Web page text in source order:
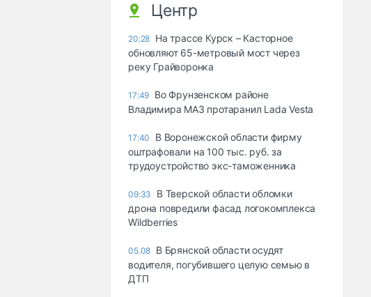
Центр
20:28 На трассе Курск – Касторное
обновляют 65-метровый мост через
реку Грайворонка
17:49 Во Фрунзенском районе
Владимира МАЗ протаранил Lada Vesta
17:40
В Воронежской области фирму
оштрафовали на 100 тыс. руб. за
трудоустройство экс-таможенника
09:33
В Тверской области обломки
дрона повредили фасад логокомплекса
Wildberries
05.08 В Брянской области осудят
водителя, погубившего целую семью в
ДТП